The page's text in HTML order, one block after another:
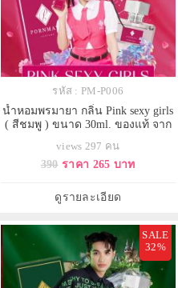
รหัส : PM-P006
น้ำหอมพรมายา กลิ่น Pink sexy girls
( สีชมพู ) ขนาด 30ml. ของแท้ จาก
views 297 คน
390 ราคา 265 บาท
ดูรายละเอียด
SALE
32%